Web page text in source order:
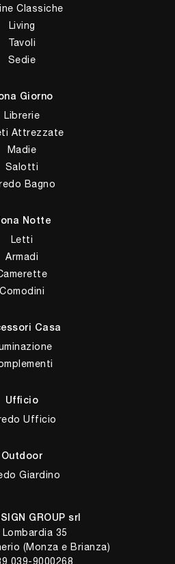
Classiche
Living
Tavoli
Sedie
Giorno
Librerie
Attrezzate
Madie
Salotti
Bagno
Notte
Letti
Armadi
Comodini
Casa
Ufficio
Ufficio
Outdoor
Giardino
GROUP srl
Lombardia 35
(Monza e Brianza)
039-9000268